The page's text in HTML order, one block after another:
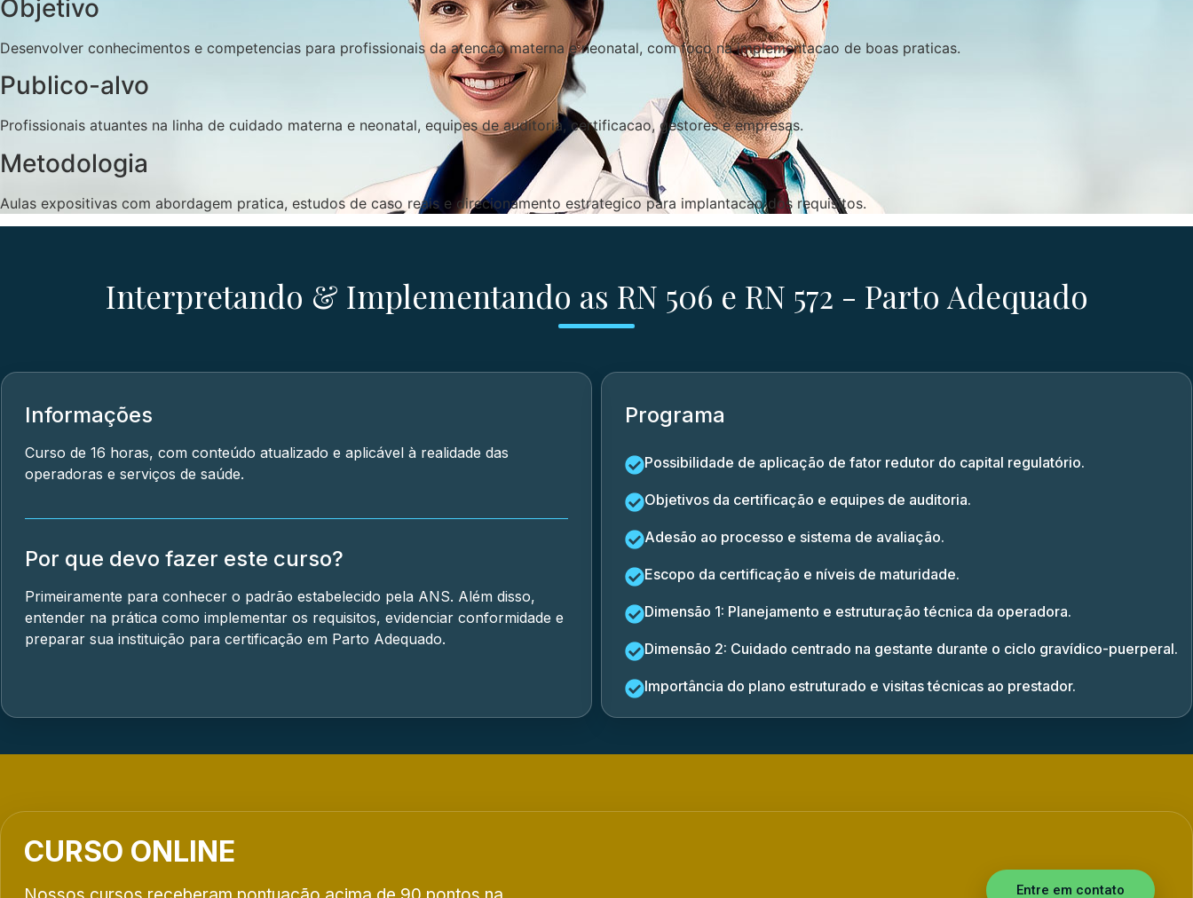
Objetivo
Desenvolver conhecimentos e competencias para profissionais da atencao materna e neonatal, com foco na implementacao de boas praticas.
Publico-alvo
Profissionais atuantes na linha de cuidado materna e neonatal, equipes de auditoria, certificacao, gestores e empresas.
Metodologia
Aulas expositivas com abordagem pratica, estudos de caso reais e direcionamento estrategico para implantacao dos requisitos.
Interpretando & Implementando as RN 506 e RN 572 - Parto Adequado
Informações
Curso de 16 horas, com conteúdo atualizado e aplicável à realidade das
operadoras e serviços de saúde.
Por que devo fazer este curso?
Primeiramente para conhecer o padrão estabelecido pela ANS. Além disso,
entender na prática como implementar os requisitos, evidenciar conformidade e
preparar sua instituição para certificação em Parto Adequado.
Programa
Possibilidade de aplicação de fator redutor do capital regulatório.
Objetivos da certificação e equipes de auditoria.
Adesão ao processo e sistema de avaliação.
Escopo da certificação e níveis de maturidade.
Dimensão 1: Planejamento e estruturação técnica da operadora.
Dimensão 2: Cuidado centrado na gestante durante o ciclo gravídico-puerperal.
Importância do plano estruturado e visitas técnicas ao prestador.
CURSO ONLINE
Entre em contato